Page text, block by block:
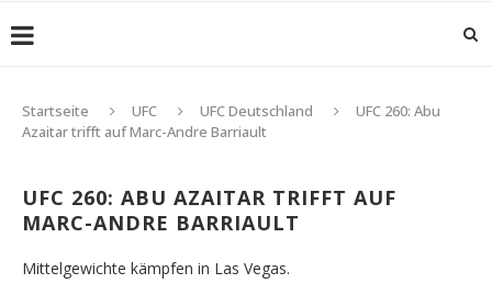
Startseite UFC UFC Deutschland
UFC 260: Abu
Azaitar trifft auf Marc-Andre Barriault
UFC 260: ABU AZAITAR TRIFFT AUF
MARC-ANDRE BARRIAULT
Mittelgewichte kämpfen in Las Vegas.